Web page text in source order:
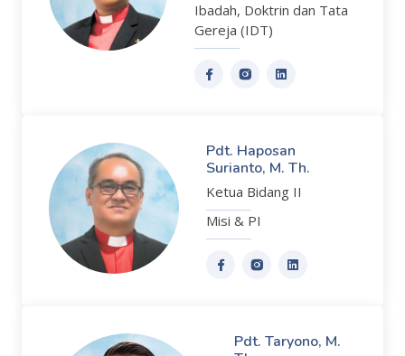
Ibadah, Doktrin dan Tata
Gereja (IDT)
Pdt. Haposan
Surianto, M. Th.
Ketua Bidang II
Misi & PI
Pdt. Taryono, M.